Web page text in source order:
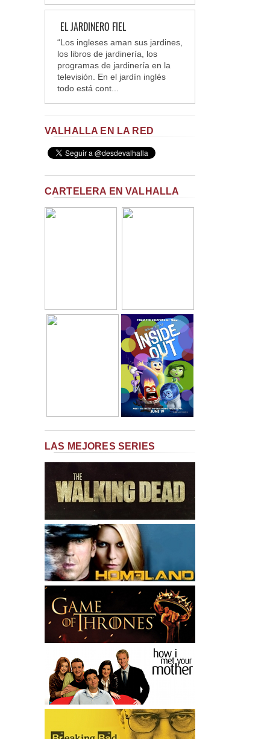
EL JARDINERO FIEL
“Los ingleses aman sus jardines,
los libros de jardinería, los
programas de jardinería en la
televisión. En el jardín inglés
todo está cont...
VALHALLA EN LA RED
CARTELERA EN VALHALLA
LAS MEJORES SERIES